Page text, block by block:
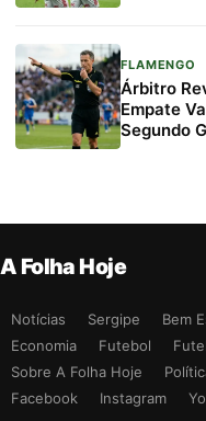
FLAMENGO
Árbitro
Empate
Segundo
A Folha Hoje
Notícias Sergipe Bem
Economia
Futebol
Sobre A Folha Hoje
Facebook
Instagram